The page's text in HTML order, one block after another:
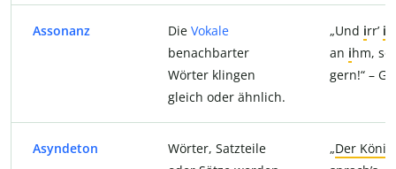
Assonanz Die Vokale
benachbarter
Wörter klingen
gleich oder ähnlich.
„Und irr’ i
an ihm, so
gern!“ –
Asyndeton
Wörter, Satzteile
„Der König